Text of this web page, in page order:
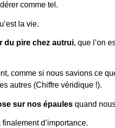
comme tel.
la vie.
du pire chez autrui, que l’on
comme si nous savions ce
autres (Chiffre véridique !).
sur nos épaules quand
d’importance.